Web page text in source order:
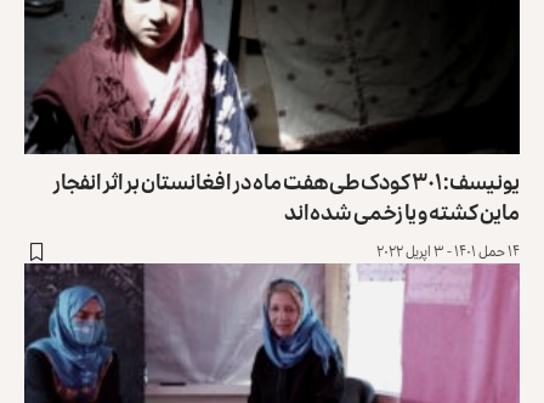
یونیسف: ۳۰۱ کودک طی هفت ماه در افغانستان بر اثر انفجار
ماین کشته و یا زخمی شده‌اند
۱۴ حمل ۱۴۰۱ - ۳ اپریل ۲۰۲۲